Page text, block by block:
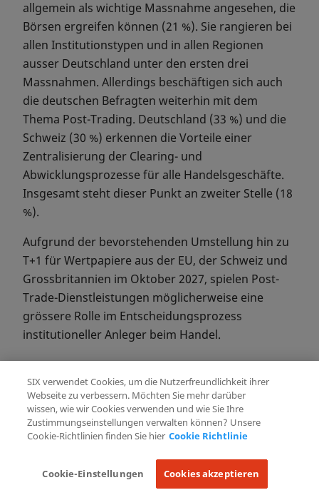
allgemein als wichtige Massnahme angesehen, die
Börsen ergreifen können (21 %). Sie rangieren bei
allen Institutionstypen und in allen Regionen
ausser Deutschland unter den ersten drei
Massnahmen. Allerdings beschäftigen sich auch
die deutschen Befragten weiterhin mit dem
Thema Post-Trading. Deutschland (33 %) und die
Schweiz (30 %) erkennen die Vorteile einer
Zentralisierung der Clearing- und
Abwicklungsprozesse für alle Handelsgeschäfte.
Insgesamt steht dieser Punkt an zweiter Stelle (18
%).
Aufgrund der bevorstehenden Umstellung hin zu
T+1 für Wertpapiere aus der EU, der Schweiz und
Grossbritannien im Oktober 2027, spielen Post-
Trade-Dienstleistungen möglicherweise eine
grössere Rolle im Entscheidungsprozess
institutioneller Anleger beim Handel.
5. WAS IST DIE WIRKSAMSTE MASSNAHME, DIE
BÖRSEN ERGREIFEN KÖNNTEN, UM DEN
WERTSCHRIFTENHANDEL ZU FÖRDERN?
SIX verwendet Cookies, um die Nutzerfreundlichkeit ihrer
Webseite zu verbessern. Möchten Sie mehr darüber
wissen, wie wir Cookies verwenden und wie Sie Ihre
Zustimmungseinstellungen verwalten können? Unsere
Cookie-Richtlinien finden Sie hier Cookie Richtlinie
Cookie-Einstellungen Cookies akzeptieren